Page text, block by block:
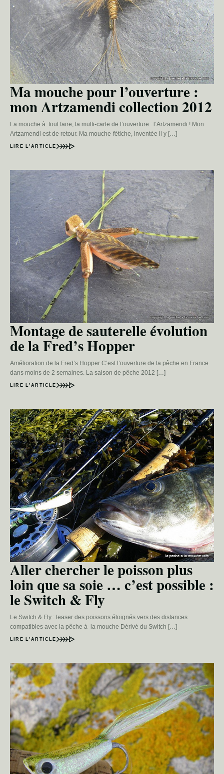
Ma mouche pour l’ouverture :
mon Artzamendi collection 2012
La mouche à tout faire, la multi-carte de l’ouverture : l’Artzamendi ! Mon
Artzamendi est de retour. Ma mouche-fétiche, inventée il y […]
LIRE L’ARTICLE
Montage de sauterelle évolution
de la Fred’s Hopper
Amélioration de la Fred’s Hopper C’est l’ouverture de la pêche en France
dans moins de 2 semaines. La saison de pêche 2012 […]
LIRE L’ARTICLE
Aller chercher le poisson plus
loin que sa soie … c’est possible :
le Switch & Fly
Le Switch & Fly : teaser des poissons éloignés vers des distances
compatibles avec la pêche à la mouche Dérivé du Switch […]
LIRE L’ARTICLE